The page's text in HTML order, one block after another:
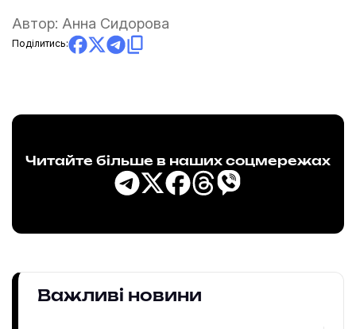
Автор: Анна Сидорова
Поділитись:
Читайте більше в наших соцмережах
Важливі новини